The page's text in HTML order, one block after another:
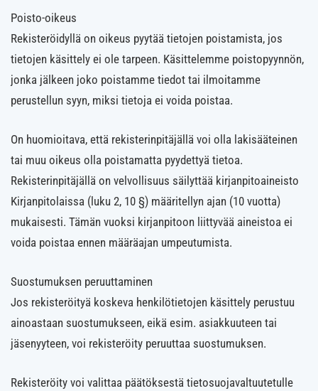
Poisto-oikeus
Rekisteröidyllä on oikeus pyytää tietojen poistamista, jos
tietojen käsittely ei ole tarpeen. Käsittelemme poistopyynnön,
jonka jälkeen joko poistamme tiedot tai ilmoitamme
perustellun syyn, miksi tietoja ei voida poistaa.
On huomioitava, että rekisterinpitäjällä voi olla lakisääteinen
tai muu oikeus olla poistamatta pyydettyä tietoa.
Rekisterinpitäjällä on velvollisuus säilyttää kirjanpitoaineisto
Kirjanpitolaissa (luku 2, 10 §) määritellyn ajan (10 vuotta)
mukaisesti. Tämän vuoksi kirjanpitoon liittyvää aineistoa ei
voida poistaa ennen määräajan umpeutumista.
Suostumuksen peruuttaminen
Jos rekisteröityä koskeva henkilötietojen käsittely perustuu
ainoastaan suostumukseen, eikä esim. asiakkuuteen tai
jäsenyyteen, voi rekisteröity peruuttaa suostumuksen.
Rekisteröity voi valittaa päätöksestä tietosuojavaltuutetulle